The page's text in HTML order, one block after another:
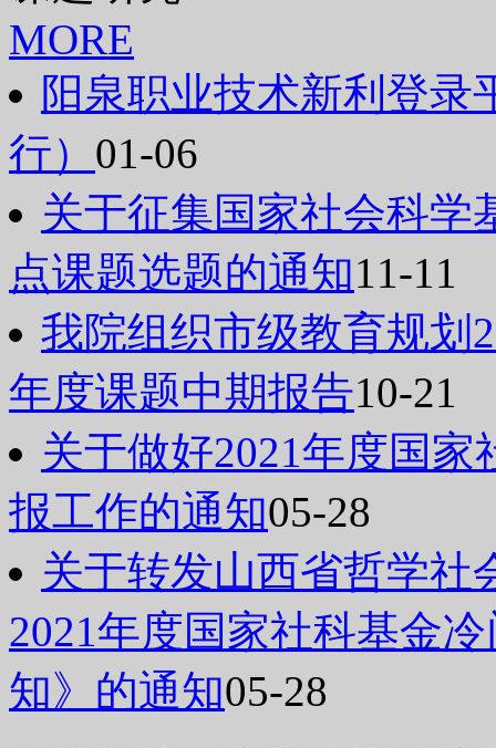
MORE
阳泉职业技术新利登录
行） 01-06
关于征集国家社会科学
点课题选题的通知11-11
我院组织市级教育规划
年度课题中期报告10-21
关于做好2021年度国
报工作的通知05-28
关于转发山西省哲学社
2021年度国家社科基金
知》的通知05-28